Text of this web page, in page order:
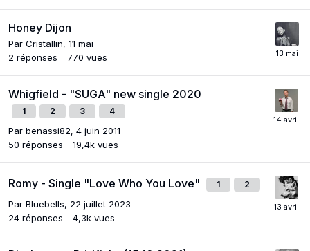
Honey Dijon
Par Cristallin, 11 mai
2 réponses 770 vues
Whigfield - "SUGA" new single 2020
1 2 3 4
Par benassi82, 4 juin 2011
50 réponses 19,4k vues
Romy - Single "Love Who You Love" 1 2
Par Bluebells, 22 juillet 2023
24 réponses 4,3k vues